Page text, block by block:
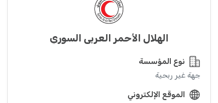
الهلال الأحمر العربي السوري
نوع المؤسسة
جهة غير ربحية
الموقع الإلكتروني